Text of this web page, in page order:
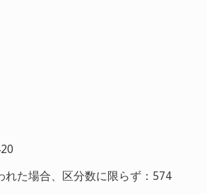
れた場合、区分数に限らず：574